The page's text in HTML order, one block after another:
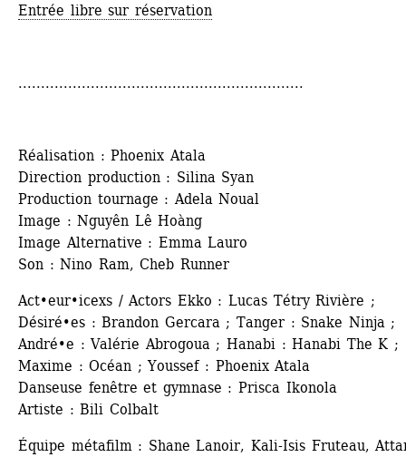
Entrée libre sur réservation
...............................................................
Réalisation : Phoenix Atala
Direction production : Silina Syan
Production tournage : Adela Noual
Image : Nguyên Lê Hoàng
Image Alternative : Emma Lauro
Son : Nino Ram, Cheb Runner
Act•eur•icexs / Actors Ekko : Lucas Tétry Rivière ;
Désiré•es : Brandon Gercara ; Tanger : Snake Ninja ;
André•e : Valérie Abrogoua ; Hanabi : Hanabi The K ;
Maxime : Océan ; Youssef : Phoenix Atala
Danseuse fenêtre et gymnase : Prisca Ikonola
Artiste : Bili Colbalt
Équipe métafilm : Shane Lanoir, Kali-Isis Fruteau,